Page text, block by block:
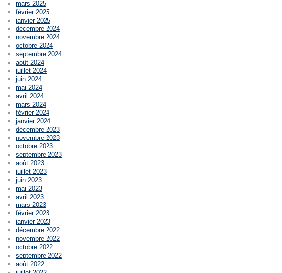
mars 2025
février 2025
janvier 2025
décembre 2024
novembre 2024
octobre 2024
septembre 2024
août 2024
juillet 2024
juin 2024
mai 2024
avril 2024
mars 2024
février 2024
janvier 2024
décembre 2023
novembre 2023
octobre 2023
septembre 2023
août 2023
juillet 2023
juin 2023
mai 2023
avril 2023
mars 2023
février 2023
janvier 2023
décembre 2022
novembre 2022
octobre 2022
septembre 2022
août 2022